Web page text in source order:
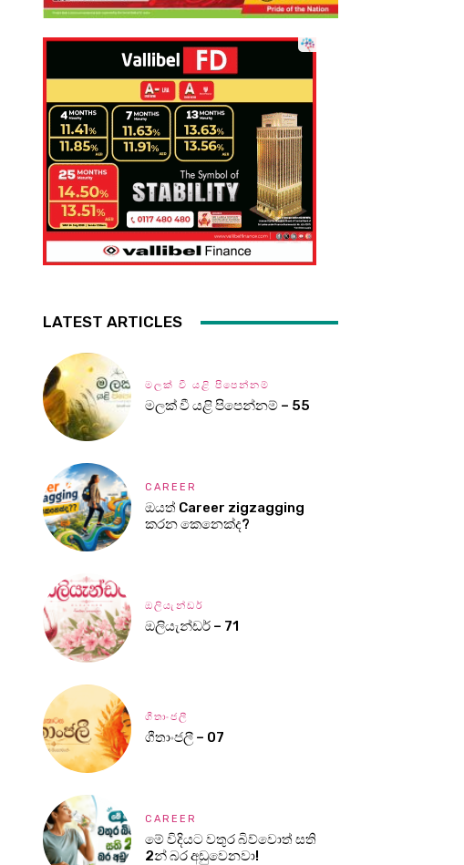
LATEST ARTICLES
මලක් වී යළි පිපෙන්නම්
මලක් වී යළි පිපෙන්නම් – 55
CAREER
ඔයත් Career zigzagging
කරන කෙනෙක්ද?
ඔලියැන්ඩර්
ඔලියැන්ඩර් – 71
ගීතාංජලී
ගීතාංජලී – 07
CAREER
මේ විදියට වතුර බිව්වොත් සති
2න් බර අඩුවෙනවා!